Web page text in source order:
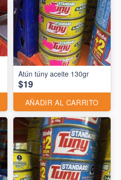
Atún túny aceite 130gr
$19
AÑADIR AL CARRITO